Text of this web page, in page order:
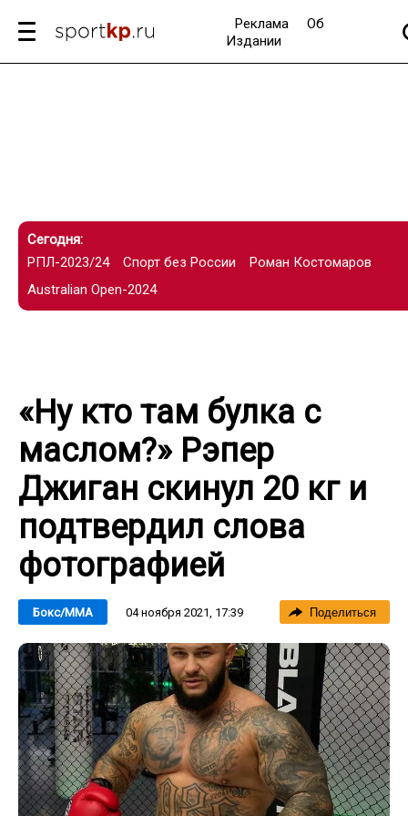
Реклама
Об
Издании
Сегодня:
РПЛ-2023/24
Спорт без России
Роман Костомаров
Australian Open-2024
«Ну кто там булка с
маслом?» Рэпер
Джиган скинул 20 кг и
подтвердил слова
фотографией
Бокс/ММА 04 ноября 2021, 17:39 Поделиться